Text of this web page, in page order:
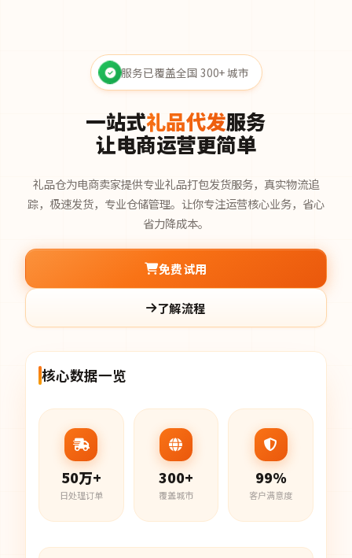
服务已覆盖全国 300+ 城市
一站式礼品代发服务
让电商运营更简单
礼品仓为电商卖家提供专业礼品打包发货服务，真实物流追
踪，极速发货，专业仓储管理。让你专注运营核心业务，省心
省力降成本。
免费试用
了解流程
核心数据一览
50万+
日处理订单
300+
覆盖城市
99%
客户满意度